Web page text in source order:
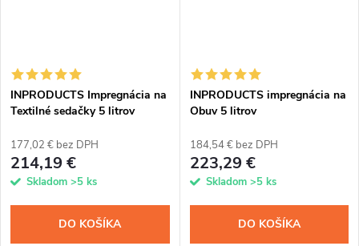
INPRODUCTS Impregnácia na
Textilné sedačky 5 litrov
177,02 € bez DPH
214,19 €
Skladom >5 ks
DO KOŠÍKA
INPRODUCTS impregnácia na
Obuv 5 litrov
184,54 € bez DPH
223,29 €
Skladom >5 ks
DO KOŠÍKA